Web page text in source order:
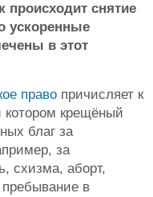
снятие
ускоренные
в этот
право причисляет к
котором крещёный
благ за
за
схизма, аборт,
в